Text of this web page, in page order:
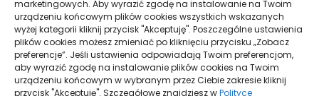
marketingowych. Aby wyrazić zgodę na instalowanie na Twoim
urządzeniu końcowym plików cookies wszystkich wskazanych
wyżej kategorii kliknij przycisk "Akceptuję". Poszczególne ustawienia
plików cookies możesz zmieniać po kliknięciu przycisku „Zobacz
preferencje”. Jeśli ustawienia odpowiadają Twoim preferencjom,
aby wyrazić zgodę na instalowanie plików cookies na Twoim
urządzeniu końcowym w wybranym przez Ciebie zakresie kliknij
przycisk "Akceptuję". Szczegółowe znajdziesz wPolityce
DODAJ
DO
DO